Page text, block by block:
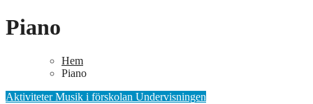
Piano
Hem
Piano
AktiviteterMusik i förskolan Undervisningen